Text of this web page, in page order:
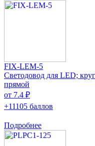
FIX-LEM-5
Светодовод для LED;
прямой
от 7.4 ₽
+11105 баллов
Подробнее